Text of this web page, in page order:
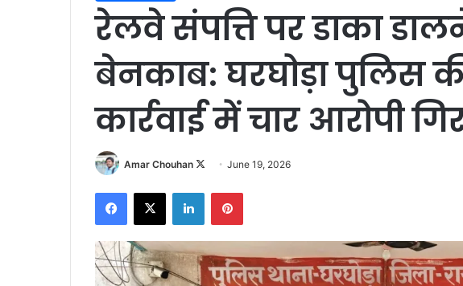
रेलवे संपत्ति पर डाका
बेनकाब: घरघोड़ा पुलिस
कार्रवाई में चार आरोपी
Amar Chouhan
FollowJune 19, 2026
Facebook
X LinkedInPinterest